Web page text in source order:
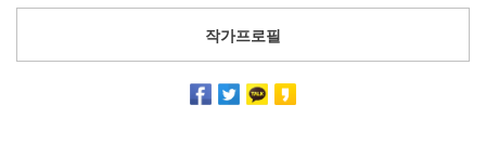
작가프로필